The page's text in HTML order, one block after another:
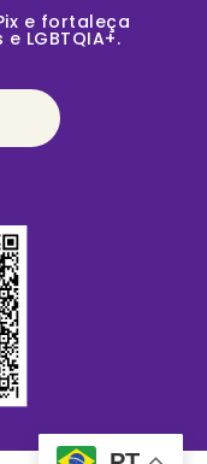
e fortaleça
LGBTQIA+.